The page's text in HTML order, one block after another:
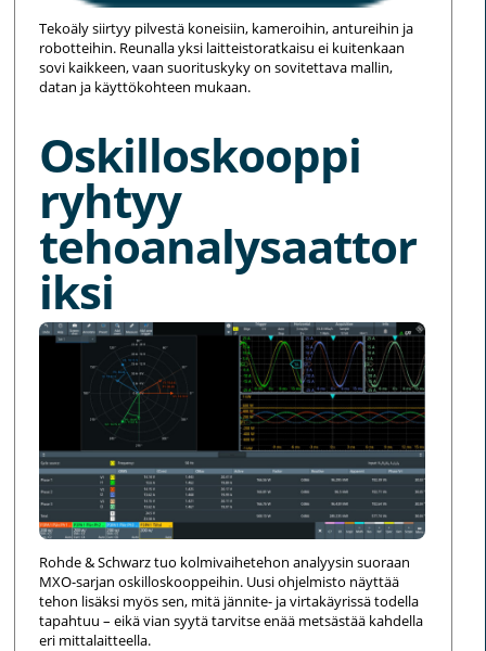
Tekoäly siirtyy pilvestä koneisiin, kameroihin, antureihin ja
robotteihin. Reunalla yksi laitteistoratkaisu ei kuitenkaan
sovi kaikkeen, vaan suorituskyky on sovitettava mallin,
datan ja käyttökohteen mukaan.
Oskilloskooppi
ryhtyy
tehoanalysaattor
iksi
Rohde & Schwarz tuo kolmivaihetehon analyysin suoraan
MXO-sarjan oskilloskooppeihin. Uusi ohjelmisto näyttää
tehon lisäksi myös sen, mitä jännite- ja virtakäyrissä todella
tapahtuu – eikä vian syytä tarvitse enää metsästää kahdella
eri mittalaitteella.